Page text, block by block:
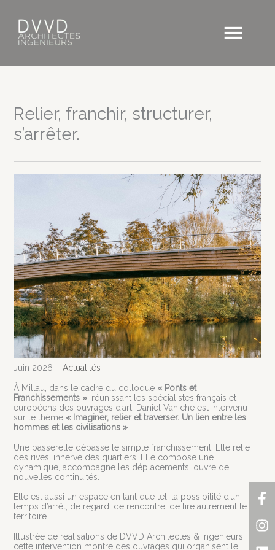
contenu
Relier, franchir, structurer,
s’arrêter.
Juin 2026 –Actualités
À Millau, dans le cadre du colloque « Ponts et
Franchissements » , réunissant les spécialistes français et
européens des ouvrages d’art, Daniel Vaniche est intervenu
sur le thème « Imaginer, relier et traverser. Un lien entre les
hommes et les civilisations »
Une passerelle dépasse le simple franchissement. Elle relie
des rives, innerve des quartiers. Elle compose une
dynamique, accompagne les déplacements, ouvre de
nouvelles continuités.
Elle est aussi un espace en tant que tel, la possibilité d’un
temps d’arrêt, de regard, de rencontre, de lire autrement le
territoire.
Illustrée de réalisations de DVVD Architectes & Ingénieurs,
cette intervention montre des ouvrages qui organisent le
f